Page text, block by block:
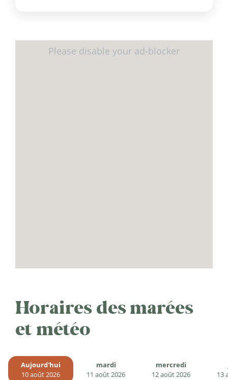
Horaires des marées
et météo
Aujourd'hui
10 août 2026
mardi
11 août 2026
mercredi
12 août 2026
13